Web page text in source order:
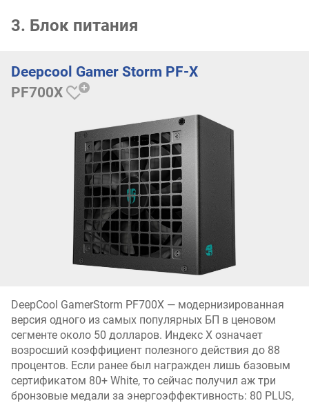
3. Блок питания
Deepcool Gamer Storm PF-X
PF700X
DeepCool GamerStorm PF700X — модернизированная
версия одного из самых популярных БП в ценовом
сегменте около 50 долларов. Индекс X означает
возросший коэффициент полезного действия до 88
процентов. Если ранее был награжден лишь базовым
сертификатом 80+ White, то сейчас получил аж три
бронзовые медали за энергоэффективность: 80 PLUS,